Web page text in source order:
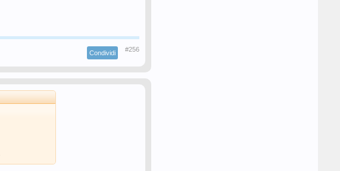
Condividi #256